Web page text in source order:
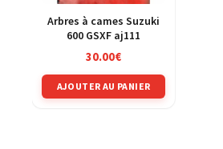
Arbres à cames Suzuki
600 GSXF aj111
30.00€
AJOUTER AU PANIER